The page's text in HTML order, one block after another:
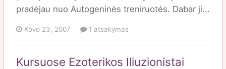
pradėjau nuo Autogeninės treniruotės. Dabar ji...
Kovo 23, 2007 1 atsakymas
Kursuose Ezoterikos Iliuzionistai